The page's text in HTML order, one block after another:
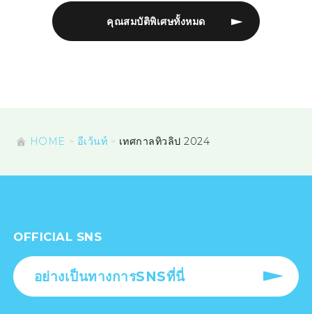
คุณสมบัติพิเศษทั้งหมด
HOME อีเว้นท์ เทศกาลทิวลิป 2024
OFFICIAL SNS
อย่างเป็นทางการSNSที่นี่